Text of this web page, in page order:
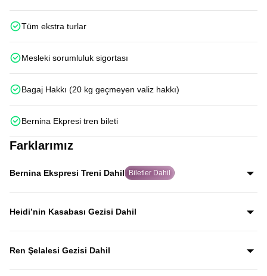
Tüm ekstra turlar
Mesleki sorumluluk sigortası
Bagaj Hakkı (20 kg geçmeyen valiz hakkı)
Bernina Ekpresi tren bileti
Farklarımız
Bernina Ekspresi Treni Dahil Biletler Dahil
Dünyanın en ünlü tren rotalarından Bernina Ekspresi için
biletleri misafirlerimiz adına alıyor, Alp manzaraları
Heidi’nin Kasabası Gezisi Dahil
Dünyaca ünlü Heidi hikâyesine ilham veren Heididorf
kasabasını gezerek, Alp manzaraları eşliğinde masalsı
Ren Şelalesi Gezisi Dahil
Avrupa’nın en büyük şelalesi olan Ren Şelalesi, coşkulu